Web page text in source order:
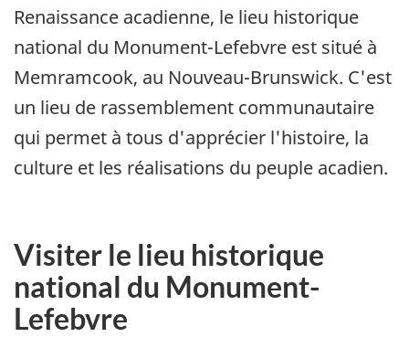
Renaissance acadienne, le lieu historique
national du Monument-Lefebvre est situé à
Memramcook, au Nouveau-Brunswick. C'est
un lieu de rassemblement communautaire
qui permet à tous d'apprécier l'histoire, la
culture et les réalisations du peuple acadien.
Visiter le lieu historique
national du Monument-
Lefebvre